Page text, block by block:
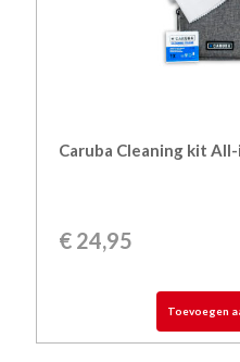
Caruba Cleaning kit
€24,95
Toevoegen